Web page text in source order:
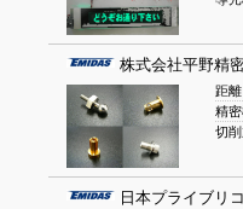
株式会社平野精
距
精
切
日本プライブリ